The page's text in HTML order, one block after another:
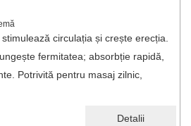
Detalii
circulația și crește erecția.
fermitatea; absorbție rapidă,
Potrivită pentru masaj zilnic,